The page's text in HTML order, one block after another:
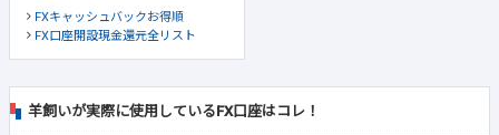
FXキャッシュバックお得順
FX口座開設現金還元全リスト
羊飼いが実際に使用しているFX口座はコレ！